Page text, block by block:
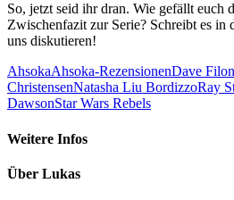
So, jetzt seid ihr dran. Wie gefällt euch
Zwischenfazit zur Serie? Schreibt es in
uns diskutieren!
AhsokaAhsoka-RezensionenDave
ChristensenNatasha Liu BordizzoRay
DawsonStar Wars Rebels
Weitere Infos
Über Lukas